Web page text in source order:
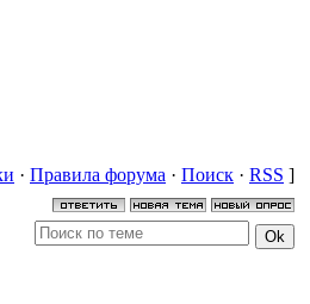
· Правила форума · Поиск · RSS ]